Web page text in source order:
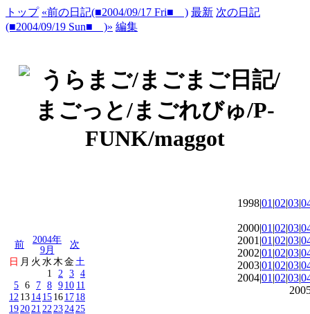
トップ «前の日記(■2004/09/17 Fri■ ) 最新 次の日記
(■2004/09/19 Sun■ )» 編集
前
2004年
9月
次
日 月 火 水 木金 土
1
2 3 4
5 6 7 8 910 11
12 131415161718
192021 22 232425
1998|01 |02|03|
2000|01 |02|03|
2001|01 |02|03|
2002|01 |02|03|
2003|01 |02|03|
2004|01 |02|03|